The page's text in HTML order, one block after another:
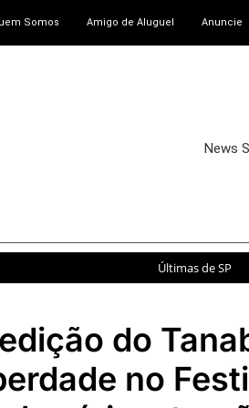
Somos Amigo de Aluguel Anuncie
News
Últimas de SP
do
no